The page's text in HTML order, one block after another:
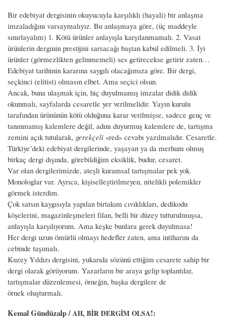
Bir edebiyat dergisinin okuyucuyla karşılıklı (hayali) bir anlaşma
imzaladığını varsaymalıyız. Bu anlaşmaya göre, (üç maddeyle
sınırlayalım) 1. Kötü ürünler anlayışla karşılanmamalı. 2. Vasat
ürünlerin derginin prestijini sarsacağı baştan kabul edilmeli. 3. İyi
ürünler (görmezlikten gelinmemeli) ses getirecekse getirir zaten…
Edebiyat tarihinin kararına saygılı olacağımıza göre. Bir dergi,
seçkinci (elitist) olmasın elbet. Ama seçici olsun.
Ancak, buna ulaşmak için, hiç duyulmamış imzalar didik didik
okunmalı, sayfalarda cesaretle yer verilmelidir. Yayın kurulu
tarafından ürününün kötü olduğuna karar verilmişse, sadece genç ve
tanınmamış kalemlere değil, adını duyurmuş kalemlere de, tartışma
zemini açık tutularak, gerekçeli «red» cevabı yazılmalıdır. Cesaretle.
Türkiye’deki edebiyat dergilerinde, yaşayan ya da merhum olmuş
birkaç dergi dışında, görebildiğim eksiklik, budur, cesaret.
Var olan dergilerimizde, ateşli kuramsal tartışmalar pek yok.
Monologlar var. Ayrıca, kişiselleştirilmeyen, nitelikli polemikler
görmek isterdim.
Çok satsın kaygısıyla yapılan birtakım cıvıklıkları, dedikodu
köşelerini, magazinleşmeleri filan, belli bir düzey tutturulmuşsa,
anlayışla karşılıyorum. Ama keşke bunlara gerek duyulmasa!
Her dergi uzun ömürlü olmayı hedefler zaten, ama intiharını da
cebinde taşımalı.
Kuzey Yıldızı dergisini, yukarıda sözünü ettiğim cesarete sahip bir
dergi olarak görüyorum. Yazarların bir araya gelip toplantılar,
tartışmalar düzenlemesi, örneğin, başka dergilere de
örnek oluşturmalı.
Kemal Gündüzalp /AH, BİR DERGİM OLSA!: